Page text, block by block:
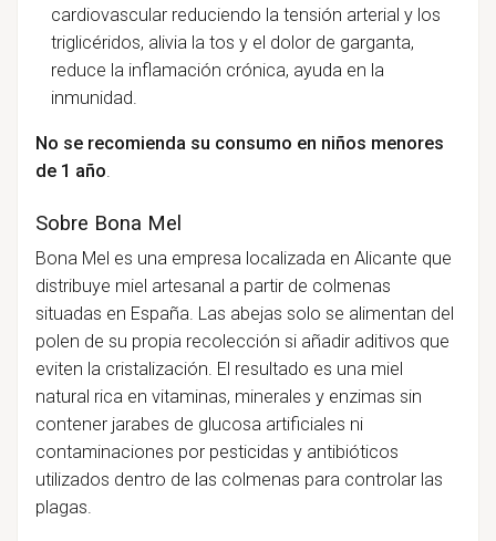
cardiovascular reduciendo la tensión arterial y los
triglicéridos, alivia la tos y el dolor de garganta,
reduce la inflamación crónica, ayuda en la
inmunidad.
No se recomienda su consumo en niños menores
de 1 año.
Sobre Bona Mel
Bona Mel es una empresa localizada en Alicante que
distribuye miel artesanal a partir de colmenas
situadas en España. Las abejas solo se alimentan del
polen de su propia recolección si añadir aditivos que
eviten la cristalización. El resultado es una miel
natural rica en vitaminas, minerales y enzimas sin
contener jarabes de glucosa artificiales ni
contaminaciones por pesticidas y antibióticos
utilizados dentro de las colmenas para controlar las
plagas.